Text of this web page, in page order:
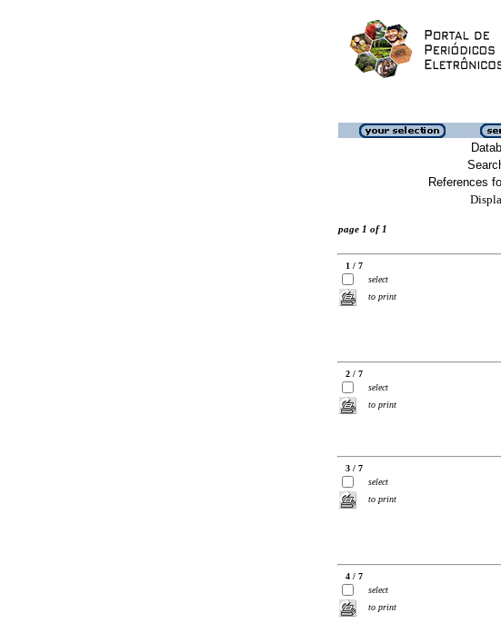
References
page 1 of 1
1 / 7
select
to print
2 / 7
select
to print
3 / 7
select
to print
4 / 7
select
to print